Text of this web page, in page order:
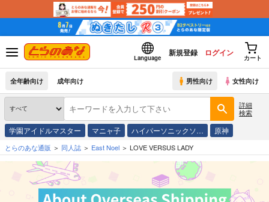
Language
新規登録 ログイン
カート
全年齢向け 成年向け 男性向け 女性向け
詳細
検索
学園アイドルマスター マニャ子 ハイパーソニックソ… 原神
とらのあな通販 同人誌 East Noel LOVE VERSUS LADY